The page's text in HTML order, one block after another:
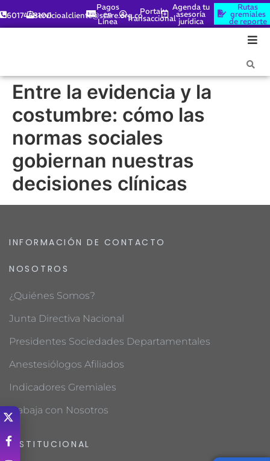
6017448100servicioalcliente@scare.org.co
Pagos
en
Línea
Portal
Transaccional
Agenda tu
asesoría
jurídica
Rutas
gremiales
de reporte
Entre la evidencia y la
costumbre: cómo las
normas sociales
gobiernan nuestras
decisiones clínicas
INFORMACIÓN DE CONTACTO
NOSOTROS
¿Quiénes Somos?
Junta Directiva Nacional
Presidentes Sociedades Departamentales
Anestesiólogos Afiliados
Indicadores Gremiales
Trabaja con Nosotros
INSTITUCIONAL